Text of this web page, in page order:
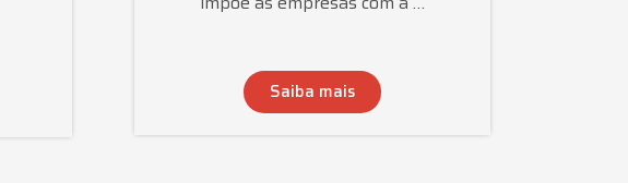
Saiba mais